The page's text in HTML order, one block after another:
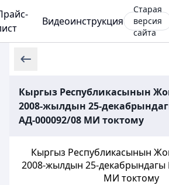
Видеоинструкция
Старая
версия
сайта
Кыргыз Республикасынын
2008-жылдын 25-
АД-000092/08 МИ токтому
Кыргыз Республикасынын
2008-жылдын 25-
МИ токтому